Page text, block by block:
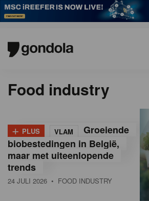
Food industry
+ PLUS VLAM
Groeiende
biobestedingen in België,
maar met uiteenlopende
trends
24 JULI 2026 • FOOD INDUSTRY
page